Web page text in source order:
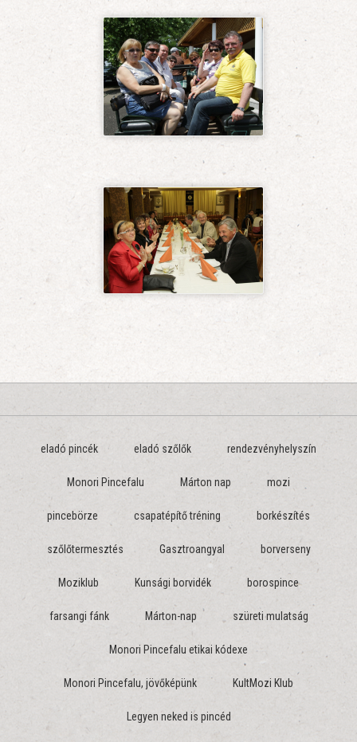
eladó pincék eladó szőlők rendezvényhelyszín
Monori Pincefalu Márton nap mozi
pincebörze csapatépítő tréning borkészítés
szőlőtermesztés Gasztroangyal borverseny
Moziklub Kunsági borvidék borospince
farsangi fánk Márton-nap szüreti mulatság
Monori Pincefalu etikai kódexe
Monori Pincefalu, jövőképünk KultMozi Klub
Legyen neked is pincéd